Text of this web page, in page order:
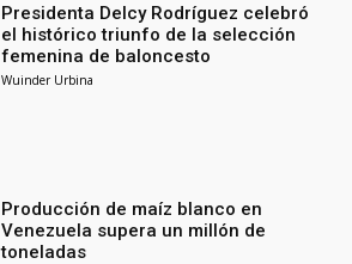
Presidenta Delcy Rodríguez celebró
el histórico triunfo de la selección
femenina de baloncesto
Wuinder Urbina
Producción de maíz blanco en
Venezuela supera un millón de
toneladas